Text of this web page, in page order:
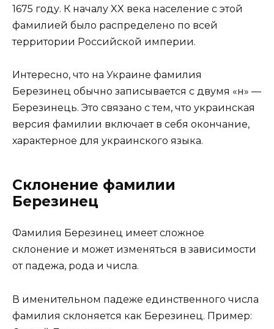
1675 году. К началу XX века население с этой
фамилией было распределено по всей
территории Российской империи.
Интересно, что на Украине фамилия
Березинец обычно записывается с двумя «н» —
Березинець. Это связано с тем, что украинская
версия фамилии включает в себя окончание,
характерное для украинского языка.
Склонение фамилии
Березинец
Фамилия Березинец имеет сложное
склонение и может изменяться в зависимости
от падежа, рода и числа.
В именительном падеже единственного числа
фамилия склоняется как Березинец. Пример: